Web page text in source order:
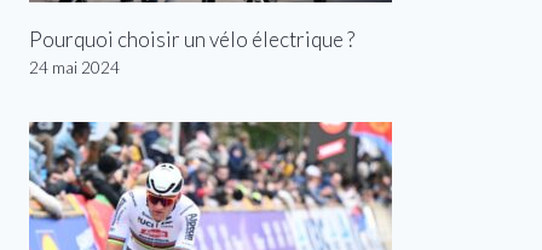
Pourquoi choisir un vélo électrique ?
24 mai 2024